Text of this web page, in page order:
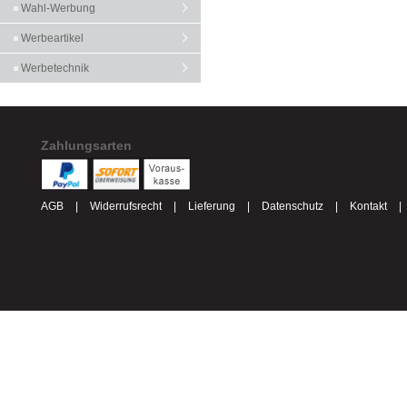
Wahl-Werbung
Werbeartikel
Werbetechnik
Zahlungsarten
AGB Widerrufsrecht Lieferung Datenschutz Kontakt